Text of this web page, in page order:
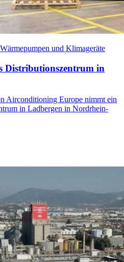
und Klimageräte
Distributionszentrum in
Airconditioning Europe nimmt ein
in Ladbergen in Nordrhein-